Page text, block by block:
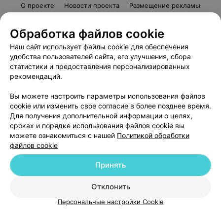
О проекте Новости проекта
Размещение рекламы
Пользовательское соглашение
Способы оплаты
Вакансии
Партнеры
Написать руководителю 103.by
Обработка персональных данных
© 2026 ООО «Артокс Лаб», УНП 191700409
| 220012, Республика Беларусь,
Служба поддержки +375 291212755
Обработка файлов cookie
Наш сайт использует файлы cookie для обеспечения
удобства пользователей сайта, его улучшения, сбора
статистики и предоставления персонализированных
рекомендаций.
Вы можете настроить параметры использования файлов
cookie или изменить свое согласие в более позднее время.
Для получения дополнительной информации о целях,
сроках и порядке использования файлов cookie вы
можете ознакомиться с нашей Политикой обработки
файлов cookie
Отклонить
Принять
Персональные настройки Cookie